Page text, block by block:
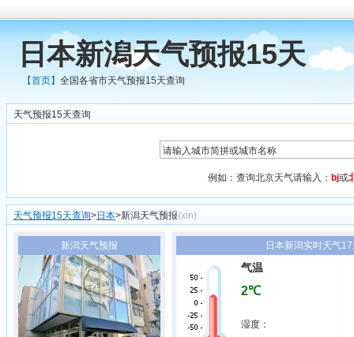
日本新潟天气预报15天
【首页】全国各省市天气预报15天查询
天气预报15天查询
例如：查询北京天气请输入： bj或
天气预报15天查询>日本>新潟天气预报(xin)
新潟天气预报 日本新潟实时天气
气温
2℃
湿度：